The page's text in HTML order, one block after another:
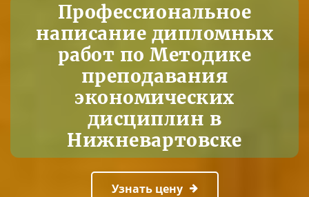
Профессиональное
написание дипломных
работ по Методике
преподавания
экономических
дисциплин в
Нижневартовске
Узнать цену